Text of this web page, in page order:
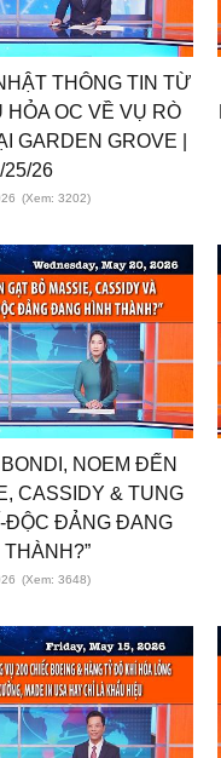
THÔNG TIN TỪ
OC VỀ VỤ RÒ
GARDEN GROVE |
25/26
(Xem: 3202)
NOEM ĐẾN
CASSIDY & TUNG
ĐỘC ĐẢNG ĐANG
THÀNH?”
(Xem: 3648)